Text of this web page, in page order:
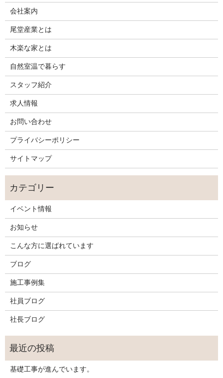
会社案内
尾堂産業とは
木楽な家とは
自然室温で暮らす
スタッフ紹介
求人情報
お問い合わせ
プライバシーポリシー
サイトマップ
イベント情報
お知らせ
こんな方に選ばれています
ブログ
施工事例集
社員ブログ
社長ブログ
基礎工事が進んでいます。